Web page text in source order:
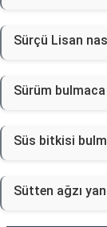
Sürçü Lisan
Sürüm bulmaca
Süs bitkisi
Sütten ağzı